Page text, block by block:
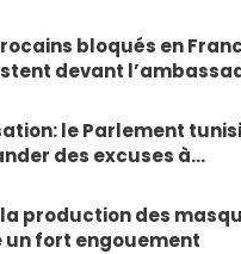
bloqués en
devant
le Parlement
des excuses à…
production des
un fort engouement